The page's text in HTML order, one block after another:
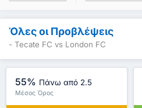
Όλες οι Προβλέψεις
- Tecate FC vs London FC
55% Πάνω από 2.5
Μέσος Όρος